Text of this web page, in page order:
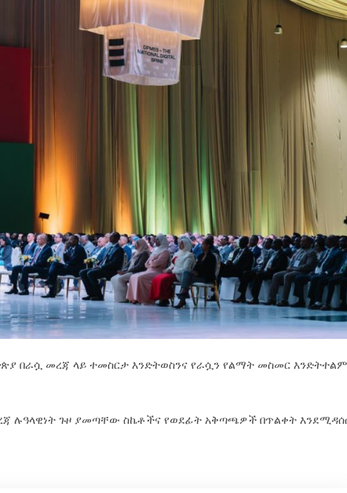
በራሷ መረጃ ላይ ተመስርታ እንድትወስንና የራሷን የልማት መስመር እንድትተልም
ሉዓላዊነት ጉዞ ያመጣቸው ስኬቶችና የወደፊት አቅጣጫዎች በጥልቀት